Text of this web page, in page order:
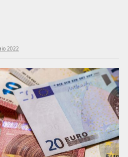
2022